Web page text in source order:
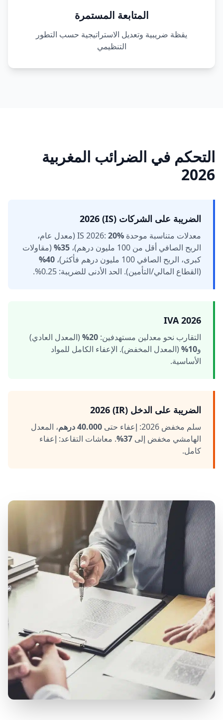
المتابعة المستمرة
يقظة ضريبية وتعديل الاستراتيجية حسب التطور
التنظيمي
التحكم في الضرائب المغربية
2026
الضريبة على الشركات (IS) 2026
معدلات متناسبة موحدة IS 2026: 20%
(معدل عام،
الربح الصافي أقل من 100 مليون درهم)،
35%
(مقاولات
كبرى، الربح الصافي 100 مليون درهم فأكثر)،
40%
(القطاع المالي/التأمين). الحد الأدنى للضريبة: 0.25%.
IVA 2026
التقارب نحو معدلين مستهدفين: 20%
(المعدل العادي)
و10%
(المعدل المخفض). الإعفاء الكامل للمواد
الأساسية.
الضريبة على الدخل (IR) 2026
سلم مخفض 2026: إعفاء حتى 40.000 درهم
، المعدل
الهامشي مخفض إلى 37%
. معاشات التقاعد: إعفاء
كامل.